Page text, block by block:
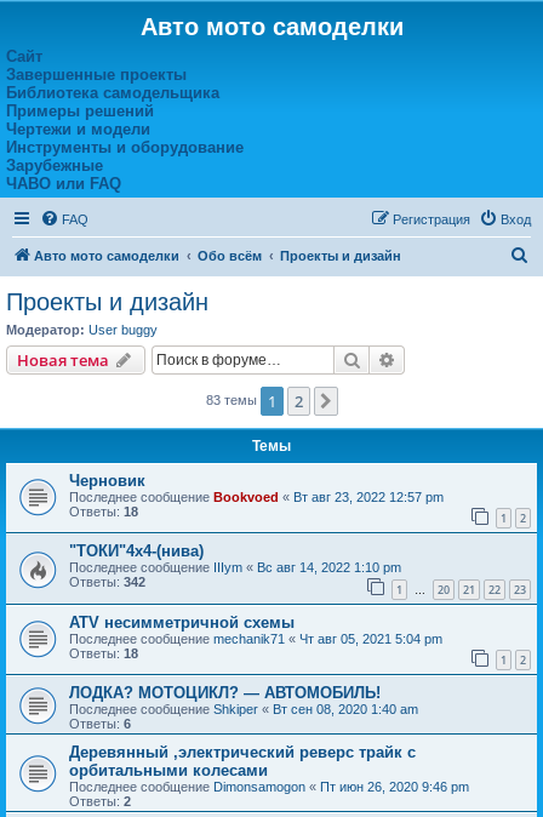
Авто мото самоделки
Сайт
Завершенные проекты
Библиотека самодельщика
Примеры решений
Чертежи и модели
Инструменты и оборудование
Зарубежные
ЧАВО или FAQ
FAQ Вход
Регистрация
Авто мото самоделки Обо всём Проекты и дизайн
Проекты и дизайн
Модератор: User buggy
Новая тема Поиск
83 темы 1 2
Темы
Черновик
Последнее сообщение Bookvoed « Вт авг 23, 2022 12:57 pm
Ответы: 18 1 2
"ТОКИ"4х4-(нива)
Последнее сообщение IIIym « Вс авг 14, 2022 1:10 pm
Ответы: 342 1 … 20 21 22 23
ATV несимметричной схемы
Последнее сообщение mechanik71 « Чт авг 05, 2021 5:04 pm
Ответы: 18 1 2
ЛОДКА? МОТОЦИКЛ? — АВТОМОБИЛЬ!
Последнее сообщение Shkiper « Вт сен 08, 2020 1:40 am
Ответы: 6
Деревянный ,электрический реверс трайк с
орбитальными колесами
Последнее сообщение Dimonsamogon « Пт июн 26, 2020 9:46 pm
Ответы: 2